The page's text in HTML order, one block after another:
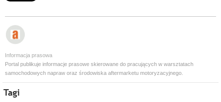
Informacja prasowa
Portal publikuje informacje prasowe skierowane do pracujących w warsztatach
samochodowych napraw oraz środowiska aftermarketu motoryzacyjnego.